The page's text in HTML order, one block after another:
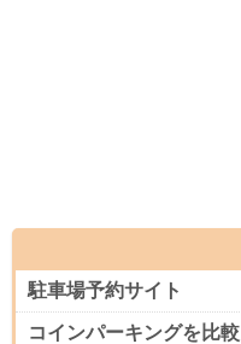
駐車場予約サイト
コインパーキングを比較